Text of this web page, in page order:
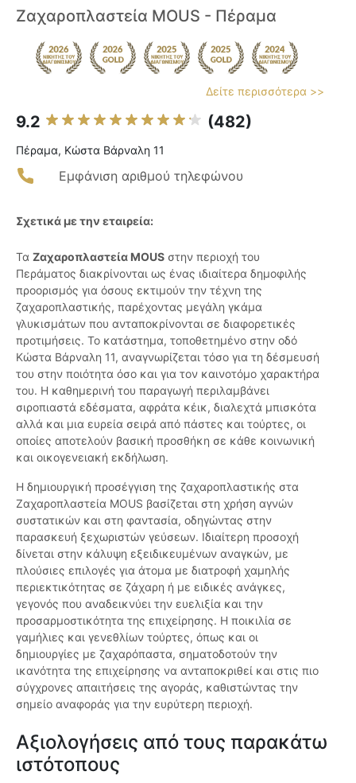
Ζαχαροπλαστεία MOUS - Πέραμα
Δείτε περισσότερα >>
9.2 (482)
Πέραμα, Κώστα Βάρναλη 11
Εμφάνιση αριθμού τηλεφώνου
Σχετικά με την εταιρεία:
Τα Ζαχαροπλαστεία MOUS στην περιοχή του
Περάματος διακρίνονται ως ένας ιδιαίτερα δημοφιλής
προορισμός για όσους εκτιμούν την τέχνη της
ζαχαροπλαστικής, παρέχοντας μεγάλη γκάμα
γλυκισμάτων που ανταποκρίνονται σε διαφορετικές
προτιμήσεις. Το κατάστημα, τοποθετημένο στην οδό
Κώστα Βάρναλη 11, αναγνωρίζεται τόσο για τη δέσμευσή
του στην ποιότητα όσο και για τον καινοτόμο χαρακτήρα
του. Η καθημερινή του παραγωγή περιλαμβάνει
σιροπιαστά εδέσματα, αφράτα κέικ, διαλεχτά μπισκότα
αλλά και μια ευρεία σειρά από πάστες και τούρτες, οι
οποίες αποτελούν βασική προσθήκη σε κάθε κοινωνική
και οικογενειακή εκδήλωση.
Η δημιουργική προσέγγιση της ζαχαροπλαστικής στα
Ζαχαροπλαστεία MOUS βασίζεται στη χρήση αγνών
συστατικών και στη φαντασία, οδηγώντας στην
παρασκευή ξεχωριστών γεύσεων. Ιδιαίτερη προσοχή
δίνεται στην κάλυψη εξειδικευμένων αναγκών, με
πλούσιες επιλογές για άτομα με διατροφή χαμηλής
περιεκτικότητας σε ζάχαρη ή με ειδικές ανάγκες,
γεγονός που αναδεικνύει την ευελιξία και την
προσαρμοστικότητα της επιχείρησης. Η ποικιλία σε
γαμήλιες και γενεθλίων τούρτες, όπως και οι
δημιουργίες με ζαχαρόπαστα, σηματοδοτούν την
ικανότητα της επιχείρησης να ανταποκριθεί και στις πιο
σύγχρονες απαιτήσεις της αγοράς, καθιστώντας την
σημείο αναφοράς για την ευρύτερη περιοχή.
Αξιολογήσεις από τους παρακάτω
ιστότοπους